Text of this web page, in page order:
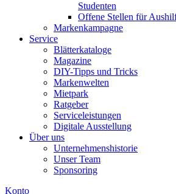
Studenten
Offene Stellen für
Markenkampagne
Service
Blätterkataloge
Magazine
DIY-Tipps und Tricks
Markenwelten
Mietpark
Ratgeber
Serviceleistungen
Digitale Ausstellung
Über uns
Unternehmenshistorie
Unser Team
Sponsoring
Konto